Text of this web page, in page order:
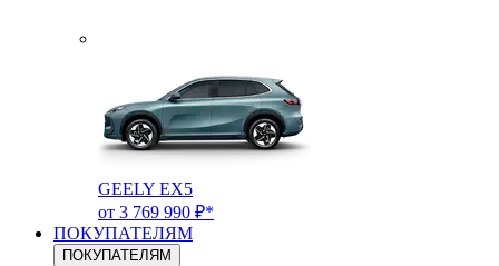
GEELY EX5
от 3 769 990 ₽*
ПОКУПАТЕЛЯМ
ПОКУПАТЕЛЯМ